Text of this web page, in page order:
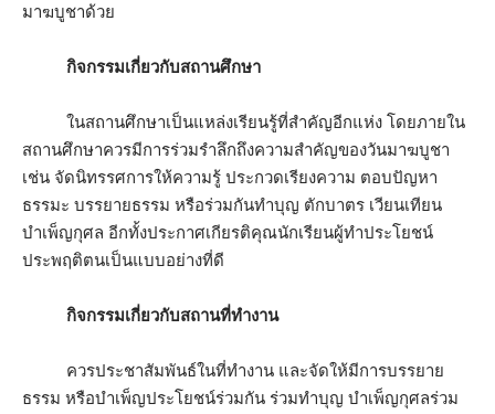
มาฆบูชาด้วย
กิจกรรมเกี่ยวกับสถานศึกษา
ในสถานศึกษาเป็นแหล่งเรียนรู้ที่สำคัญอีกแห่ง โดยภายใน
สถานศึกษาควรมีการร่วมรำลึกถึงความสำคัญของวันมาฆบูชา
เช่น จัดนิทรรศการให้ความรู้ ประกวดเรียงความ ตอบปัญหา
ธรรมะ บรรยายธรรม หรือร่วมกันทำบุญ ตักบาตร เวียนเทียน
บำเพ็ญกุศล อีกทั้งประกาศเกียรติคุณนักเรียนผู้ทำประโยชน์
ประพฤติตนเป็นแบบอย่างที่ดี
กิจกรรมเกี่ยวกับสถานที่ทำงาน
ควรประชาสัมพันธ์ในที่ทำงาน และจัดให้มีการบรรยาย
ธรรม หรือบำเพ็ญประโยชน์ร่วมกัน ร่วมทำบุญ บำเพ็ญกุศลร่วม